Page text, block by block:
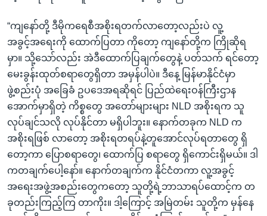
“ကျနော်တို့ ဒီမိုကရေစီအစိုးရတက်လာတော့လည်းပဲ လူ့
အခွင့်အရေးကို ထောက်ပြတာ ကိုတော့ ကျနော်တို့က ကြိုဆိုရ
မှာ။ သို့သော်လည်း အဲဒီထောက်ပြချက်တွေနဲ့ ပတ်သက် ရင်တော့
မေးခွန်းထုတ်စရာတွေရှိတာ အမှန်ပါပဲ။ ဒီနေ့ မြန်မာနိုင်ငံမှာ
ဖွဲ့စည်းပုံ အခြေခံ ဥပဒေအရဆိုရင် ပြည်ထဲရေးဝန်ကြီးဌာန
အောက်မှာရှိတဲ့ ကိစ္စတွေ အတော်များများ NLD အစိုးရက သူ
လုပ်ချင်သလို လုပ်နိုင်တာ မရှိပါဘူး။ နောက်တခုက NLD က
အစိုးရဖြစ် လာတော့ အစိုးရတရပ်နဲ့တူအောင်လုပ်ရတာတွေ ရှိ
တော့ကာ ပြောစရာတွေ၊ ထောက်ပြ စရာတွေ ရှိကောင်းရှိမယ်။ ဒါ
ကတချက်ပေါ့နော်။ နောက်တချက်က နိုင်ငံတကာ လူ့အခွင့်
အရေးအဖွဲ့အစည်းတွေကတော့ သူတို့ရဲ့ဘာသာရပ်ထောင့်က တ
ခုတည်းကြည့်ကြ တာကိုး။ ဒါ့ကြောင့် အမြဲတမ်း သူတို့က မှန်နေ